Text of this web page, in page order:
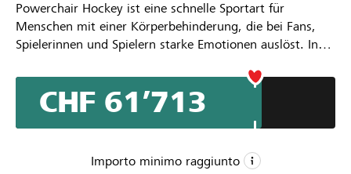
Powerchair Hockey ist eine schnelle Sportart für
Menschen mit einer Körperbehinderung, die bei Fans,
Spielerinnen und Spielern starke Emotionen auslöst. In
jeweils fünf Spielerinnen und Spieler pro Team um den
fairen Sieg. Exemplarisch für diese vom Unihockey
abgeleitete Sportart ist die Schnelligkeit und Wendigkeit
CHF 61’713
Importo minimo raggiunto